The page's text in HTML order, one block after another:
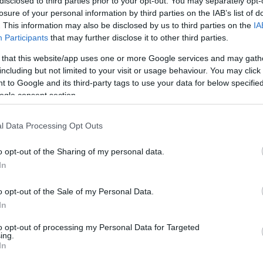
of your personal information by third parties on the IAB’s list of
This information may also be disclosed by us to third parties on the
Participants that may further disclose it to other third parties.
that this website/app uses one or more Google services and may
but not limited to your visit or usage behaviour. You may
to Google and its third-party tags to use your data for below
consent section.
Data Processing Opt Outs
opt-out of the Sharing of my personal data.
opt-out of the Sale of my Personal Data.
opt-out of processing my Personal Data for Targeted
Radnótibiztosan végigment, le kellene
szobrának, azért tette, mert eltévedt, és
az emlékmű zárta le" - fogalmazott a művész.
évi költségvetésében szerepelteti a szobor